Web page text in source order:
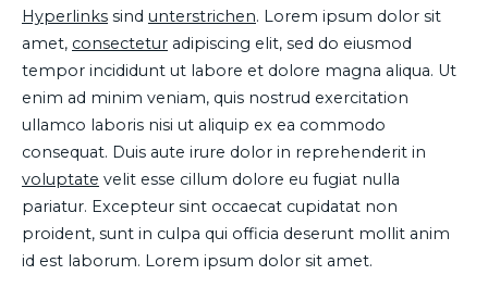
Hyperlinks sind unterstrichen. Lorem ipsum dolor sit
amet, consectetur adipiscing elit, sed do eiusmod
tempor incididunt ut labore et dolore magna aliqua. Ut
enim ad minim veniam, quis nostrud exercitation
ullamco laboris nisi ut aliquip ex ea commodo
consequat. Duis aute irure dolor in reprehenderit in
voluptate velit esse cillum dolore eu fugiat nulla
pariatur. Excepteur sint occaecat cupidatat non
proident, sunt in culpa qui officia deserunt mollit anim
id est laborum. Lorem ipsum dolor sit amet.